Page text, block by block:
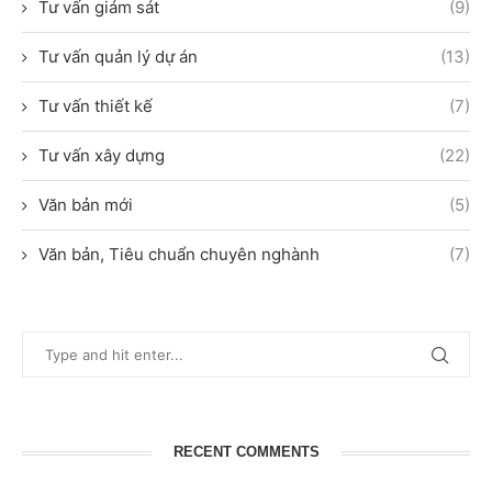
Tư vấn giám sát (9)
Tư vấn quản lý dự án (13)
Tư vấn thiết kế (7)
Tư vấn xây dựng (22)
Văn bản mới (5)
Văn bản, Tiêu chuẩn chuyên nghành (7)
RECENT COMMENTS